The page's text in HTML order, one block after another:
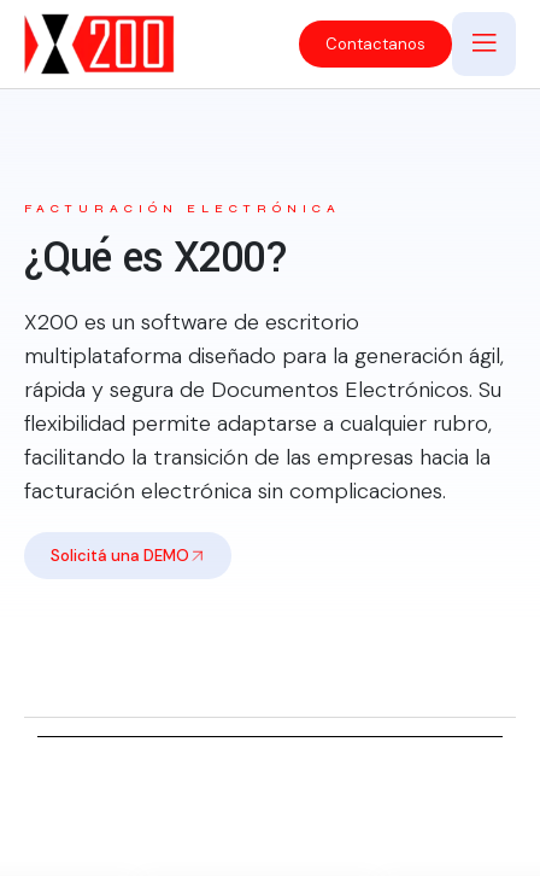
Contactanos
FACTURACIÓN ELECTRÓNICA
¿Qué es X200?
X200 es un software de escritorio
multiplataforma diseñado para la generación ágil,
rápida y segura de Documentos Electrónicos. Su
flexibilidad permite adaptarse a cualquier rubro,
facilitando la transición de las empresas hacia la
facturación electrónica sin complicaciones.
Solicitá una DEMO